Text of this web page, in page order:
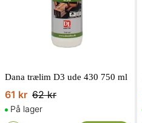
Dana trælim D3 ude 430 750 ml
61 kr 62 kr
På lager